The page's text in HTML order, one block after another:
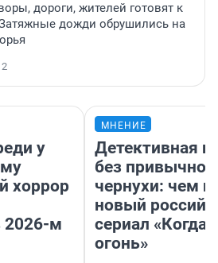
дороги, жителей готовят к
дожди обрушились на
2
у
хоррор
2026-м
МНЕНИЕ
Детективная
без привычной
чернухи: чем
новый
сериал «Когда
огонь»